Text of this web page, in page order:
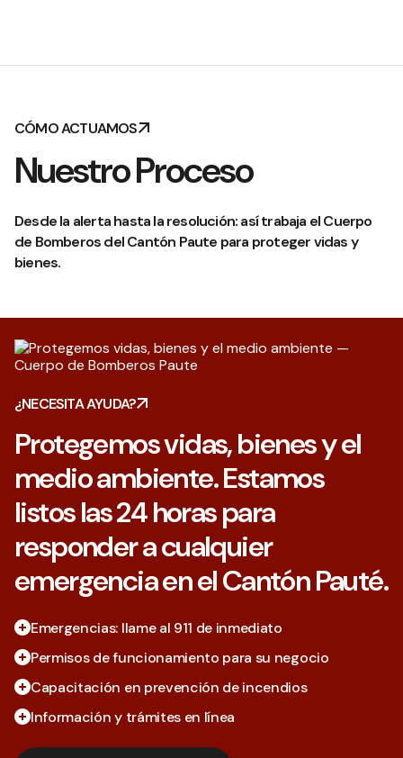
CÓMO ACTUAMOS
Nuestro Proceso
Desde la alerta hasta la resolución: así trabaja el Cuerpo
de Bomberos del Cantón Paute para proteger vidas y
bienes.
¿NECESITA AYUDA?
Protegemos vidas, bienes y el
medio ambiente. Estamos
listos las 24 horas para
responder a cualquier
emergencia en el Cantón Pauté.
Emergencias: llame al 911 de inmediato
Permisos de funcionamiento para su negocio
Capacitación en prevención de incendios
Información y trámites en línea